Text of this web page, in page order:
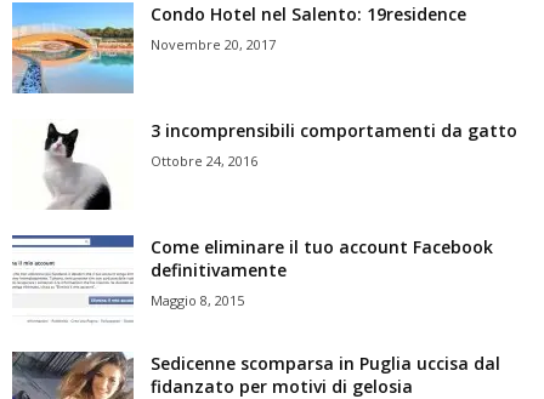
Condo Hotel nel Salento: 19residence
Novembre 20, 2017
3 incomprensibili comportamenti da gatto
Ottobre 24, 2016
Come eliminare il tuo account Facebook
definitivamente
Maggio 8, 2015
Sedicenne scomparsa in Puglia uccisa dal
fidanzato per motivi di gelosia